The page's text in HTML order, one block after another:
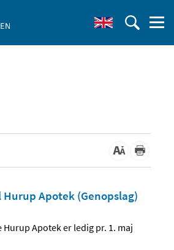
Apotek (Genopslag)
Apotek er ledig pr. 1. maj